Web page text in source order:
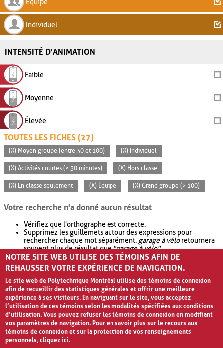
Équipe
Individuel
INTENSITÉ D'ANIMATION
Faible
Moyenne
Élevée
TOUTES LES FICHES (27)
(X) Moyen groupe (entre 30 et 100) (X) Individuel
(X) Activités courtes (< 30 minutes) (X) Hors classe
(X) En classe seulement (X) Équipe (X) Grand groupe (> 100)
Votre recherche n'a donné aucun résultat
Vérifiez que l'orthographe est correcte.
Supprimez les guillemets autour des expressions pour
rechercher chaque mot séparément. garage à véloretournera
souvent plus de résultat que"garage à vélo".
Envisagez d'élargir votre recherche avec OR.garage OR vélo
retournera souvent plus de résultat quegarage à vélo
NOTRE SITE WEB UTILISE DES TÉMOINS AFIN DE
REHAUSSER VOTRE EXPÉRIENCE DE NAVIGATION.
Le site web de Polytechnique Montréal utilise des témoins de connexion
afin de recueillir des statistiques générales et offrir une meilleure
expérience à ses visiteurs. En naviguant sur le site, vous acceptez
l’utilisation de ces témoins selon les modalités spécifiées aux conditions
d’utilisation. Vous pouvez refuser les témoins de connexion en modifiant
vos paramètres de navigation. Pour en savoir plus sur le recours aux
témoins de connexion et sur la protection de vos renseignements
personnels,cliquez ici.